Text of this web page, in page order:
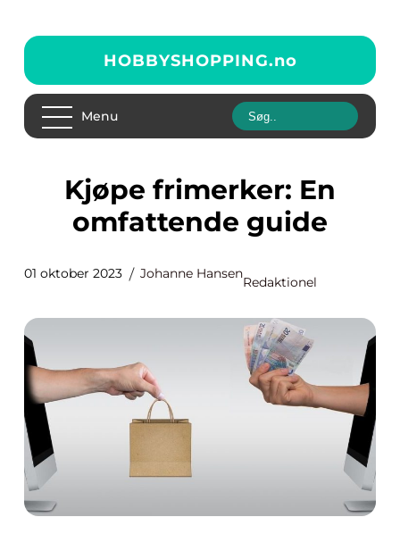
HOBBYSHOPPING.no
Menu
Kjøpe frimerker: En
omfattende guide
01 oktober 2023 Johanne Hansen
Redaktionel